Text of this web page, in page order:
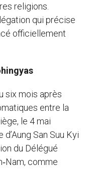
religions.
qui précise
officiellement
six mois après
entre la
le 4 mai
San Suu Kyi
du Délégué
comme